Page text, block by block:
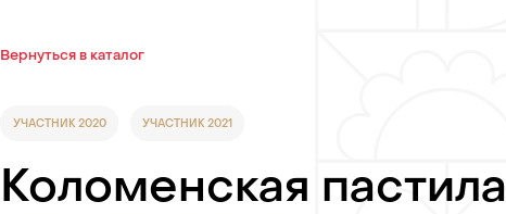
Вернуться в каталог
УЧАСТНИК 2020 УЧАСТНИК 2021
Коломенская пастила